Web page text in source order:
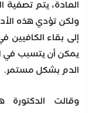
العادة، يتم
ولكن تؤدي هذه
إلى بقاء
يمكن أن يتسبب في
الدم بشكل مستمر.
وقالت الدكتورة